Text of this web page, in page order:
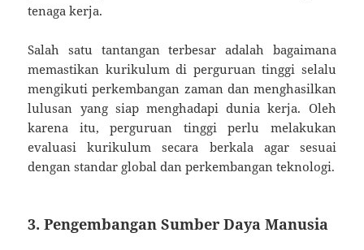
tenaga kerja.
Salah satu tantangan terbesar adalah bagaimana
memastikan kurikulum di perguruan tinggi selalu
mengikuti perkembangan zaman dan menghasilkan
lulusan yang siap menghadapi dunia kerja. Oleh
karena itu, perguruan tinggi perlu melakukan
evaluasi kurikulum secara berkala agar sesuai
dengan standar global dan perkembangan teknologi.
3. Pengembangan Sumber Daya Manusia